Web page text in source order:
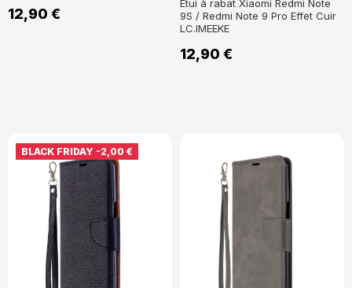
12,90 €
Étui à rabat Xiaomi Redmi Note
9S / Redmi Note 9 Pro Effet Cuir
LC.IMEEKE
12,90 €
BLACK FRIDAY -2,00 €